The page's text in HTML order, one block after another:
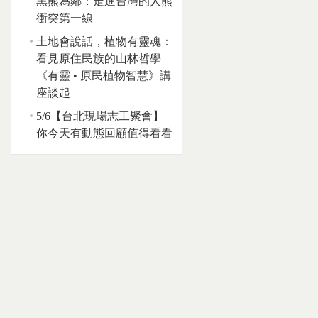
衝突第一線
土地會說話，植物有靈魂：
看見原住民族的山林哲學
《有靈 • 原民植物智慧》講
座談起
5/6【台北現場志工聚會】
你今天有動態回顧值得看看